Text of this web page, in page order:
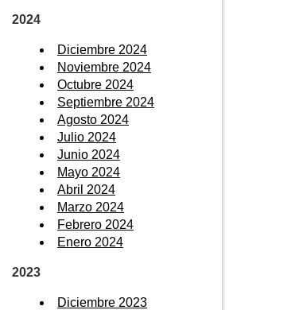
2024
Diciembre 2024
Noviembre 2024
Octubre 2024
Septiembre 2024
Agosto 2024
Julio 2024
Junio 2024
Mayo 2024
Abril 2024
Marzo 2024
Febrero 2024
Enero 2024
2023
Diciembre 2023